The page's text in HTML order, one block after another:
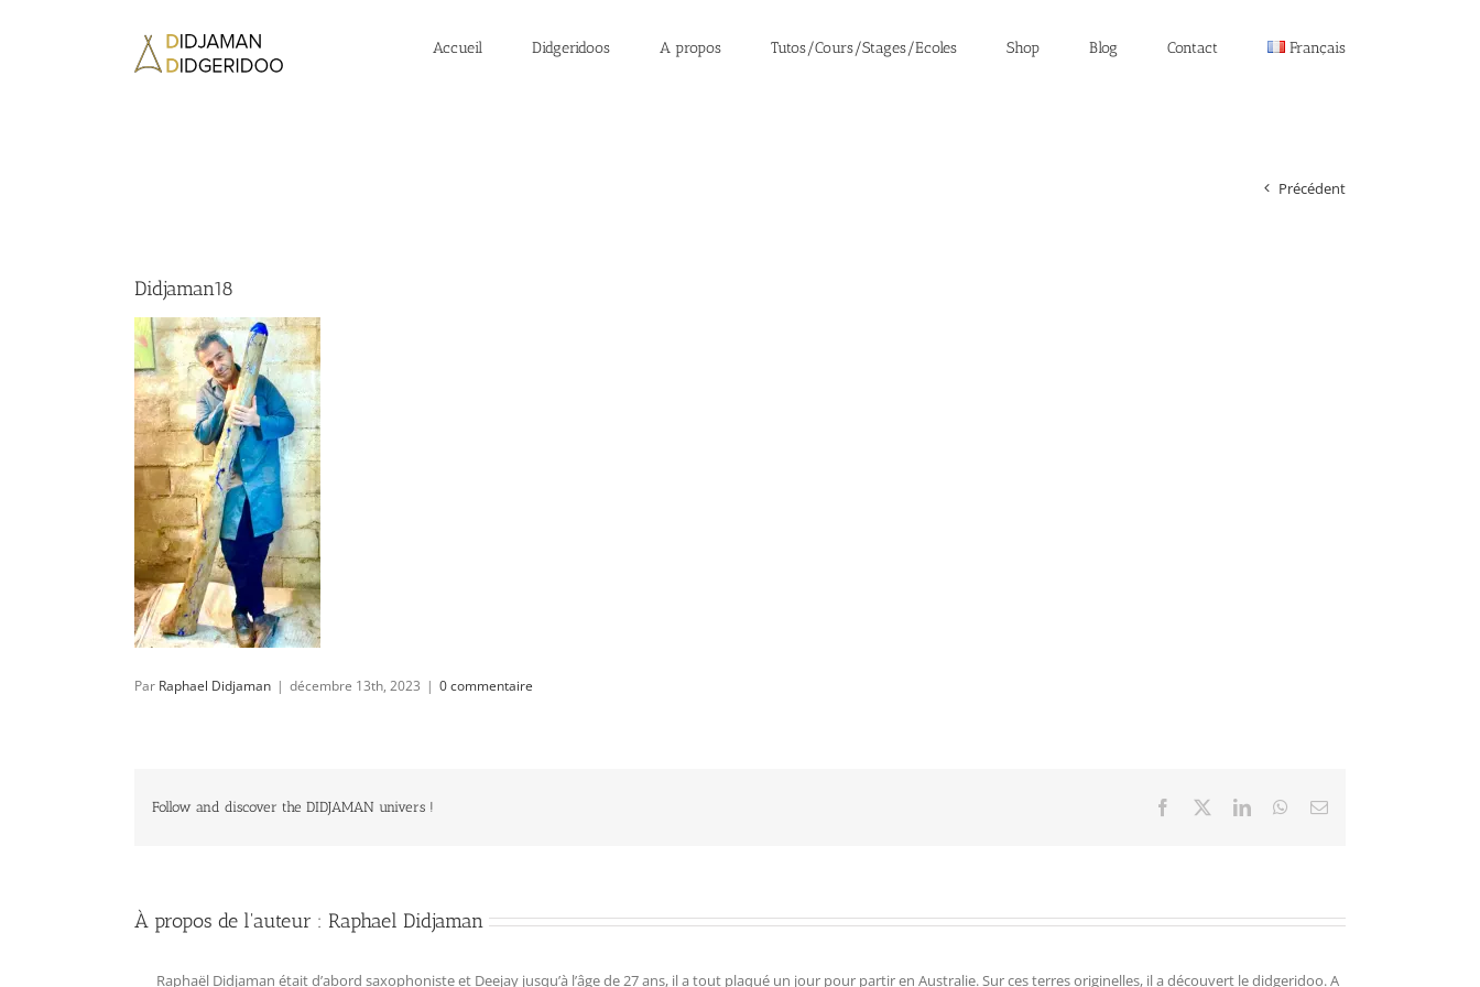
Accueil Didgeridoos A propos Tutos/Cours/Stages/Ecoles Shop Blog Contact Français
Précédent
Didjaman18
Par Raphael Didjaman | décembre 13th, 2023 | 0 commentaire
Follow and discover the DIDJAMAN univers ! Facebook LinkedInWhatsApp
Email
À propos de l'auteur : Raphael Didjaman
Raphaël Didjaman était d’abord saxophoniste et Deejay jusqu’à l’âge de 27 ans, il a tout plaqué un jour pour partir en Australie. Sur ces terres originelles, il a découvert le didgeridoo. A